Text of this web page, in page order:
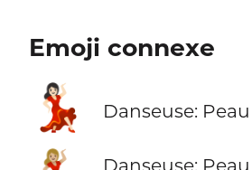
Emoji connexe
💃🏻 Danseuse:
Danseuse: Peau